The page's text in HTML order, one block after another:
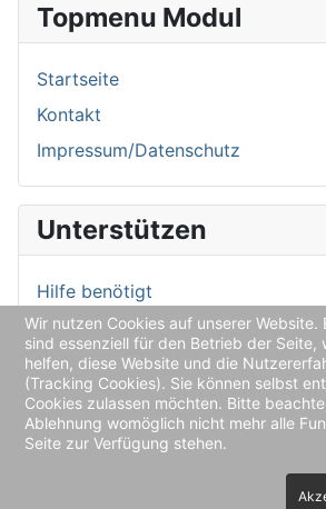
Topmenu Modul
Startseite
Kontakt
Impressum/Datenschutz
Unterstützen
Hilfe benötigt
Spendenkonto
Aktuelles
Wir nutzen Cookies auf unserer Website.
sind essenziell für den Betrieb der Seite,
helfen, diese Website und die
(Tracking Cookies). Sie können selbst
Cookies zulassen möchten. Bitte
Ablehnung womöglich nicht mehr alle
Seite zur Verfügung stehen.